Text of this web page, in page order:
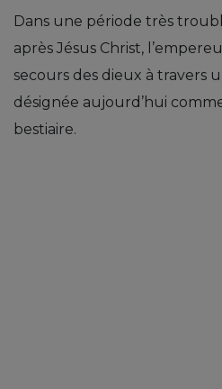
Dans une période très
après Jésus Christ,
secours des dieux à travers
désignée aujourd’hui
bestiaire.